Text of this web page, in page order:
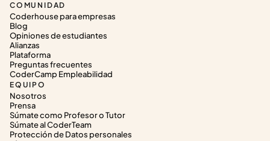
COMUNIDAD
Coderhouse para empresas
Blog
Opiniones de estudiantes
Alianzas
Plataforma
Preguntas frecuentes
CoderCamp Empleabilidad
EQUIPO
Nosotros
Prensa
Súmate como Profesor o Tutor
Súmate al CoderTeam
Protección de Datos personales